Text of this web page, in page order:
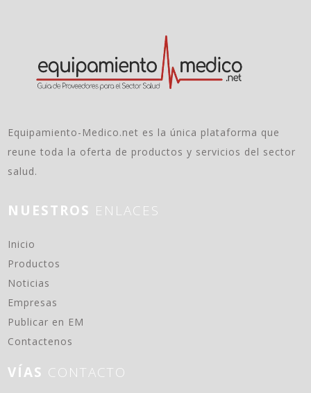
Equipamiento-Medico.net es la única plataforma que
reune toda la oferta de productos y servicios del sector
salud.
NUESTROS ENLACES
Inicio
Productos
Noticias
Empresas
Publicar en EM
Contactenos
VÍAS CONTACTO